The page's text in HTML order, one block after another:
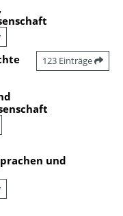
123 Einträge
und